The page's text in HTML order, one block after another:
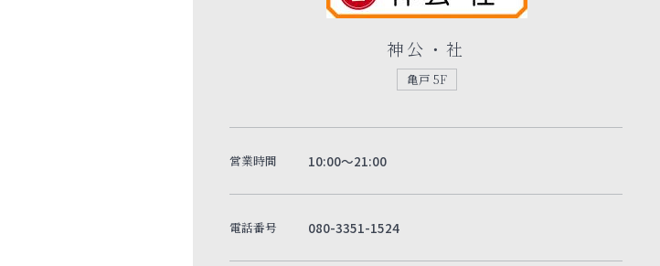
神公・社
亀戸 5F
営業時間 10:00～21:00
電話番号 080-3351-1524